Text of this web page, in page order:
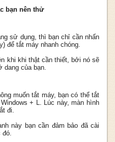
bạn nên thử
sử dụng, thì bạn chỉ cần nhấn
để tắt máy nhanh chóng.
khi khi thật cần thiết, bởi nó sẽ
của bạn.
muốn tắt máy, bạn có thể tắt
+ L. Lúc này, màn hình
đi.
này bạn cần đảm bảo đã cài